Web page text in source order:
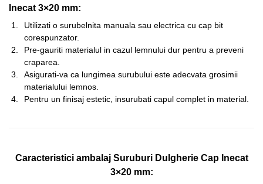
Inecat 3×20 mm:
Utilizati o surubelnita manuala sau electrica cu cap bit
corespunzator.
Pre-gauriti materialul in cazul lemnului dur pentru a preveni
craparea.
Asigurati-va ca lungimea surubului este adecvata grosimii
materialului lemnos.
Pentru un finisaj estetic, insurubati capul complet in material.
Caracteristici ambalaj Suruburi Dulgherie Cap Inecat
3×20 mm: